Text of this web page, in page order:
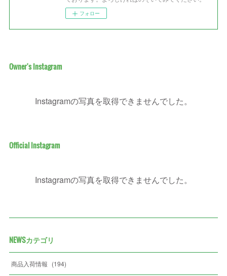
フォロー
Owner's Instagram
Instagramの写真を取得できませんでした。
Official Instagram
Instagramの写真を取得できませんでした。
NEWSカテゴリ
商品入荷情報 (194)